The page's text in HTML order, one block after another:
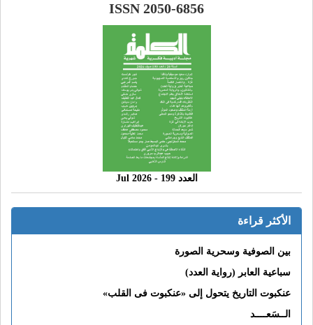
ISSN 2050-6856
العدد 199 - 2026 Jul
الأكثر قراءة
بين الصوفية وسحرية الصورة
سباعية العابر (رواية العدد)
عنكبوت التاريخ يتحول إلى «عنكبوت فى القلب»
الــسَعــــد